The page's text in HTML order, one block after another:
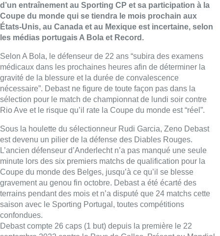
d’un entraînement au Sporting CP et sa participation à la
Coupe du monde qui se tiendra le mois prochain aux
États-Unis, au Canada et au Mexique est incertaine, selon
les médias portugais A Bola et Record.
Selon A Bola, le défenseur de 22 ans “subira des examens
médicaux dans les prochaines heures afin de déterminer la
gravité de la blessure et la durée de convalescence
nécessaire”. Debast ne figure de toute façon pas dans la
sélection pour le match de championnat de lundi soir contre
Rio Ave et le risque qu’il rate la Coupe du monde est “réel”.
Sous la houlette du sélectionneur Rudi Garcia, Zeno Debast
est devenu un pilier de la défense des Diables Rouges.
L’ancien défenseur d’Anderlecht n’a pas manqué une seule
minute lors des six premiers matchs de qualification pour la
Coupe du monde des Belges, jusqu’à ce qu’il se blesse
gravement au genou fin octobre. Debast a été écarté des
terrains pendant des mois et n’a disputé que 24 matchs cette
saison avec le Sporting Portugal, toutes compétitions
confondues.
Debast compte 26 caps (1 but) depuis la première le 22